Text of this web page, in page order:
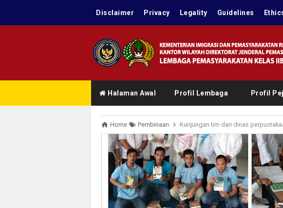
Disclaimer Privacy Legality Guidelines
Halaman Awal Profil Lembaga Profil
Home Pembinaan Kunjungan tim dari dinas